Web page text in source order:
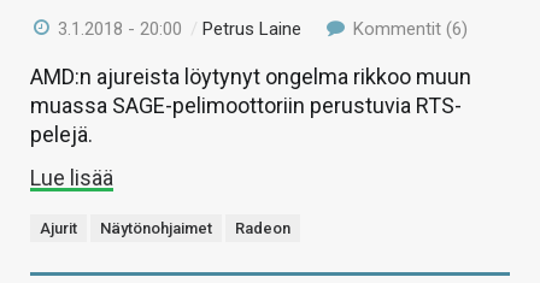
3.1.2018 - 20:00 /Petrus Laine Kommentit (6)
AMD:n ajureista löytynyt ongelma rikkoo muun
muassa SAGE-pelimoottoriin perustuvia RTS-
pelejä.
Lue lisää
Ajurit Näytönohjaimet Radeon